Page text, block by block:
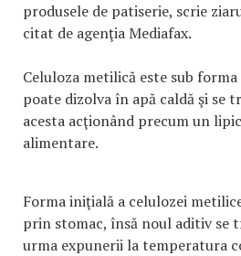
produsele de patiserie, scrie
citat de agenţia Mediafax.
Celuloza metilică este sub
poate dizolva în apă caldă şi se
acesta acţionând precum un
alimentare.
Forma iniţială a celulozei
prin stomac, însă noul aditiv se
urma expunerii la temperatura